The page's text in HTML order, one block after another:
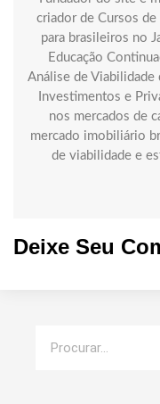
criador de Cursos
para brasileiros no
Educação
Análise de
Investimentos e
nos mercados de
mercado imobiliário
de viabilidade e
Deixe Seu